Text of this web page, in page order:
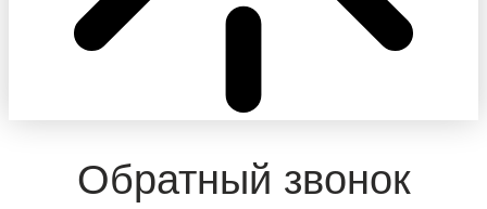
Обратный звонок